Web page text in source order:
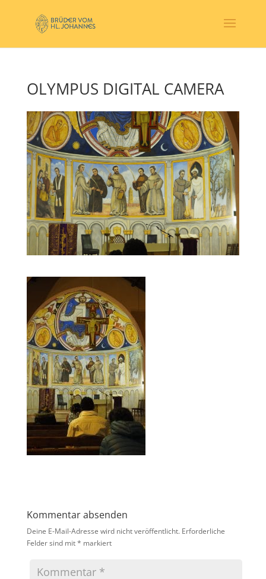
OLYMPUS DIGITAL CAMERA
Kommentar absenden
Deine E-Mail-Adresse wird nicht veröffentlicht. Erforderliche
Felder sind mit* markiert